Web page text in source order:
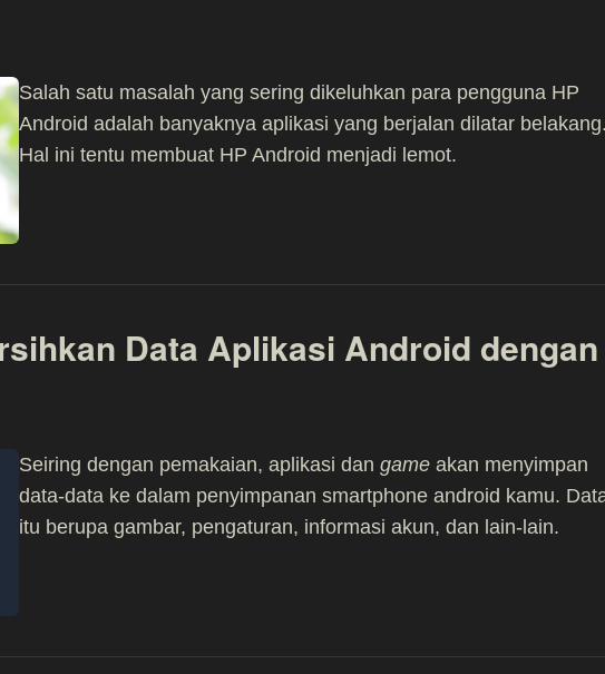
Salah satu masalah yang sering dikeluhkan para pengguna HP
Android adalah banyaknya aplikasi yang berjalan dilatar
Hal ini tentu membuat HP Android menjadi lemot.
Data Aplikasi Android dengan
Seiring dengan pemakaian, aplikasi dan game akan menyimpan
data-data ke dalam penyimpanan smartphone android kamu.
itu berupa gambar, pengaturan, informasi akun, dan lain-lain.